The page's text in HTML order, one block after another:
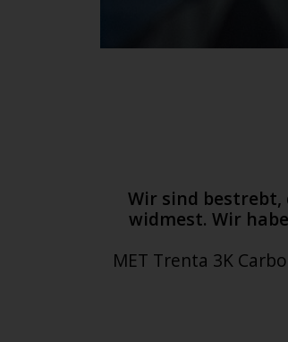
Wir sind bestrebt,
widmest. Wir
MET Trenta 3K